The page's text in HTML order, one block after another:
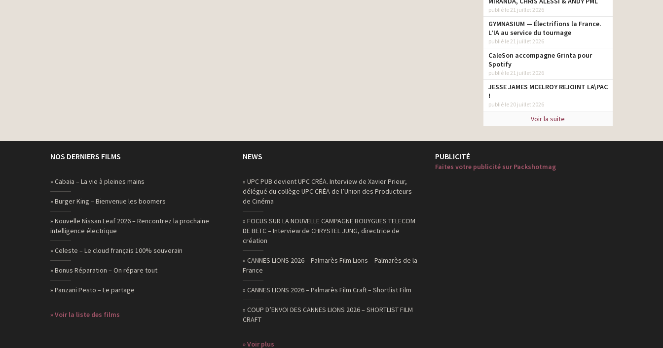
publié le 21 juillet 2026
GYMNASIUM — Électrifions la France.
L’IA au service du tournage
publié le 21 juillet 2026
CaleSon accompagne Grinta pour
Spotify
publié le 21 juillet 2026
JESSE JAMES MCELROY REJOINT LA\PAC
!
publié le 20 juillet 2026
Voir la suite
NOS DERNIERS FILMS
» Cabaia – La vie à pleines mains
» Burger King – Bienvenue les boomers
» Nouvelle Nissan Leaf 2026 – Rencontrez la prochaine
intelligence électrique
» Celeste – Le cloud français 100% souverain
» Bonus Réparation – On répare tout
» Panzani Pesto – Le partage
» Voir la liste des films
NEWS
» UPC PUB devient UPC CRÉA. Interview de Xavier Prieur,
délégué du collège UPC CRÉA de l’Union des Producteurs
de Cinéma
» FOCUS SUR LA NOUVELLE CAMPAGNE BOUYGUES TELECOM
DE BETC – Interview de CHRYSTEL JUNG, directrice de
création
» CANNES LIONS 2026 – Palmarès Film Lions – Palmarès de la
France
» CANNES LIONS 2026 – Palmarès Film Craft – Shortlist Film
» COUP D’ENVOI DES CANNES LIONS 2026 – SHORTLIST FILM
CRAFT
» Voir plus
PUBLICITÉ
Faites votre publicité sur Packshotmag